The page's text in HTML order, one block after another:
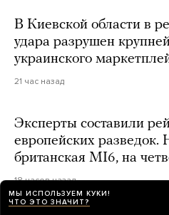
В Киевской области в
удара разрушен
украинского
21 час назад
Эксперты составили
европейских
британская MI6, на
18 часов назад
МЫ ИСПОЛЬЗУЕМ КУКИ!
ЧТО ЭТО ЗНАЧИТ?